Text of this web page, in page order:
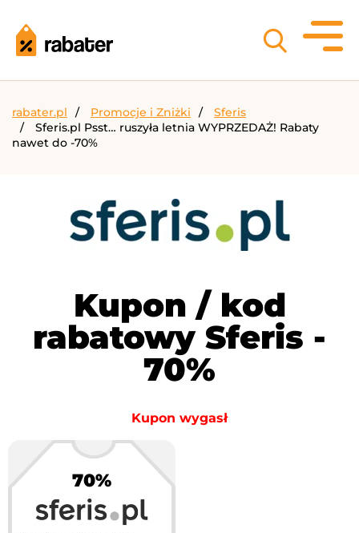
rabater.pl Promocje i Zniżki
Sferis
Sferis.pl Psst… ruszyła letnia WYPRZEDAŻ! Rabaty
nawet do -70%
Kupon / kod
rabatowy Sferis -
70%
Kupon wygasł
70%